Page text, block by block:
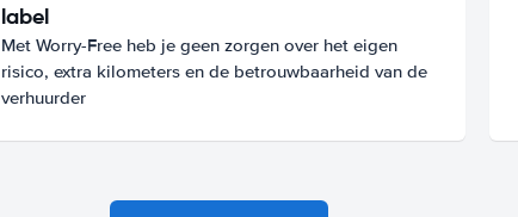
label
Met Worry-Free heb je geen zorgen over het eigen
risico, extra kilometers en de betrouwbaarheid van de
verhuurder